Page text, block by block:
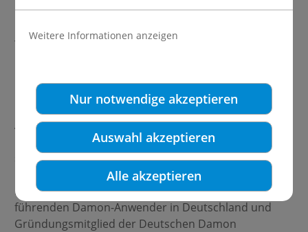
Weitere Informationen anzeigen
Nur notwendige akzeptieren
Auswahl akzeptieren
Alle akzeptieren
YouTube
Auch YouTube ist jetzt auf das bekannte Damon-
Bracket, das wir in unserer Praxis unseren Patienten
schon seit Jahren anbieten, aufmerksam geworden
und bietet zahlreiche Filme an. Ihre Kieferorthopäden
Dres. Weinsheimer-Harms sind seit Jahren einer der
führenden Damon-Anwender in Deutschland und
Gründungsmitglied der Deutschen Damon